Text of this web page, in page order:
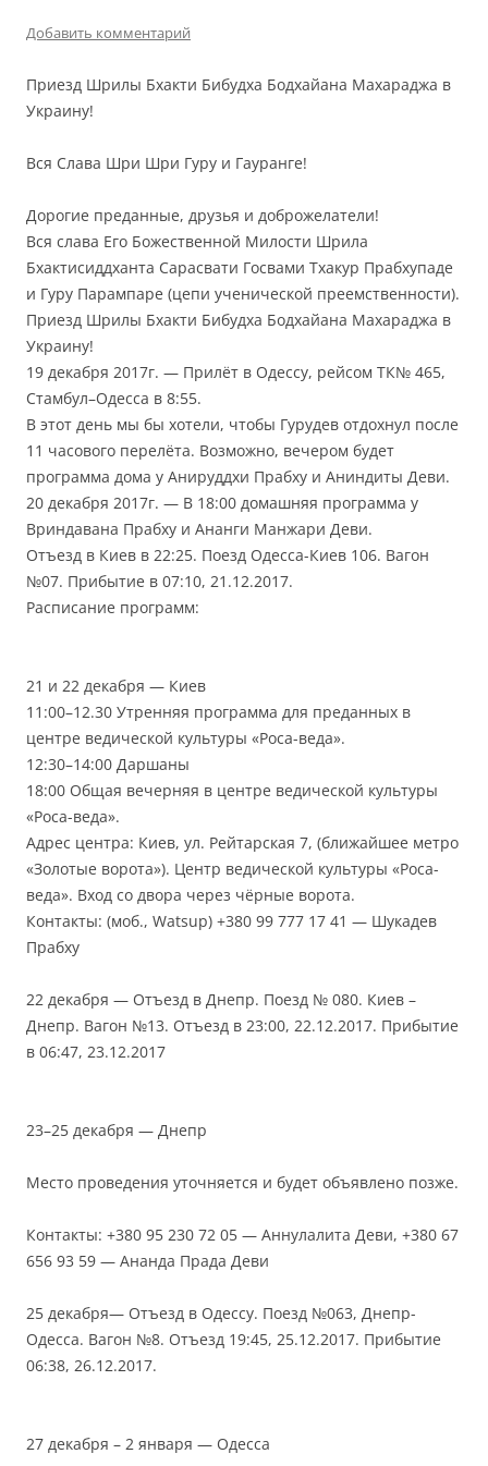
Добавить комментарий
Приезд Шрилы Бхакти Бибудха Бодхайана Махараджа в
Украину!
Вся Слава Шри Шри Гуру и Гауранге!
Дорогие преданные, друзья и доброжелатели!
Вся слава Его Божественной Милости Шрила
Бхактисиддханта Сарасвати Госвами Тхакур Прабхупаде
и Гуру Парампаре (цепи ученической преемственности).
Приезд Шрилы Бхакти Бибудха Бодхайана Махараджа в
Украину!
19 декабря 2017г. — Прилёт в Одессу, рейсом ТК№ 465,
Стамбул–Одесса в 8:55.
В этот день мы бы хотели, чтобы Гурудев отдохнул после
11 часового перелёта. Возможно, вечером будет
программа дома у Анируддхи Прабху и Аниндиты Деви.
20 декабря 2017г. — В 18:00 домашняя программа у
Вриндавана Прабху и Ананги Манжари Деви.
Отъезд в Киев в 22:25. Поезд Одесса-Киев 106. Вагон
№07. Прибытие в 07:10, 21.12.2017.
Расписание программ:
21 и 22 декабря — Киев
11:00–12.30 Утренняя программа для преданных в
центре ведической культуры «Роса-веда».
12:30–14:00 Даршаны
18:00 Общая вечерняя в центре ведической культуры
«Роса-веда».
Адрес центра: Киев, ул. Рейтарская 7, (ближайшее метро
«Золотые ворота»). Центр ведической культуры «Роса-
веда». Вход со двора через чёрные ворота.
Контакты: (моб., Watsup) +380 99 777 17 41 — Шукадев
Прабху
22 декабря — Отъезд в Днепр. Поезд № 080. Киев –
Днепр. Вагон №13. Отъезд в 23:00, 22.12.2017. Прибытие
в 06:47, 23.12.2017
23–25 декабря — Днепр
Место проведения уточняется и будет объявлено позже.
Контакты: +380 95 230 72 05 — Аннулалита Деви, +380 67
656 93 59 — Ананда Прада Деви
25 декабря— Отъезд в Одессу. Поезд №063, Днепр-
Одесса. Вагон №8. Отъезд 19:45, 25.12.2017. Прибытие
06:38, 26.12.2017.
27 декабря – 2 января — Одесса